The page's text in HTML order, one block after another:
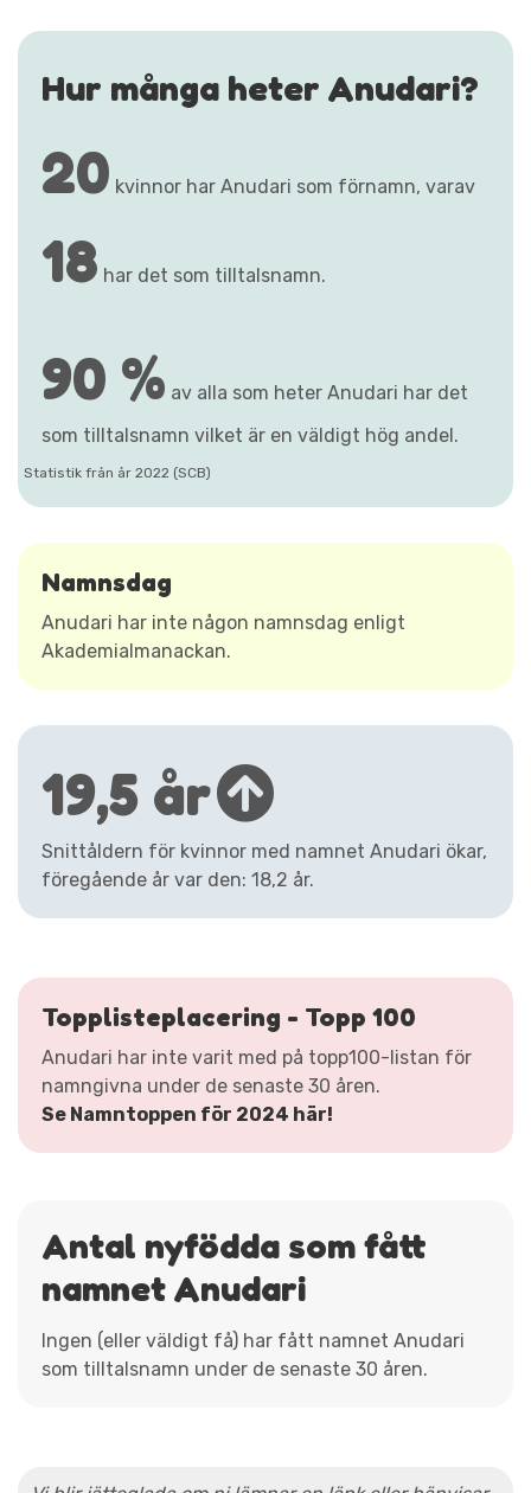
Hur många heter Anudari?
20 kvinnor har Anudari som förnamn, varav
18 har det som tilltalsnamn.
90 % av alla som heter Anudari har det
som tilltalsnamn vilket är en väldigt hög andel.
Statistik från år 2022 (SCB)
Namnsdag
Anudari har inte någon namnsdag enligt
Akademialmanackan.
19,5 år
Snittåldern för kvinnor med namnet Anudari ökar,
föregående år var den: 18,2 år.
Topplisteplacering - Topp 100
Anudari har inte varit med på topp100-listan för
namngivna under de senaste 30 åren.
Se Namntoppen för 2024 här!
Antal nyfödda som fått
namnet Anudari
Ingen (eller väldigt få) har fått namnet Anudari
som tilltalsnamn under de senaste 30 åren.